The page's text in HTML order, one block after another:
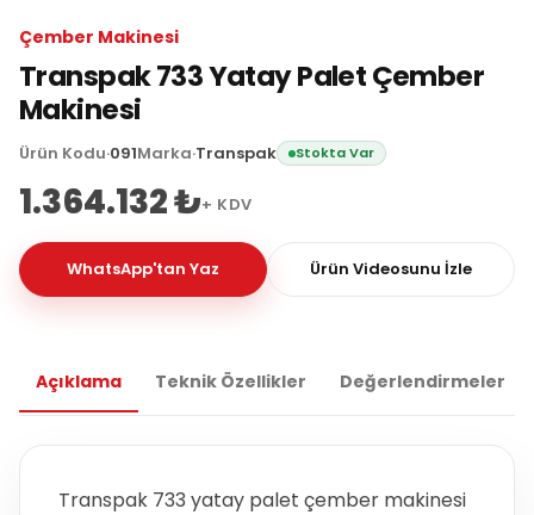
Çember Makinesi
Transpak 733 Yatay Palet Çember
Makinesi
Ürün Kodu·091Marka·Transpak Stokta Var
1.364.132 ₺+ KDV
WhatsApp'tan Yaz Ürün Videosunu İzle
Açıklama Teknik Özellikler Değerlendirmeler
Transpak 733 yatay palet çember makinesi